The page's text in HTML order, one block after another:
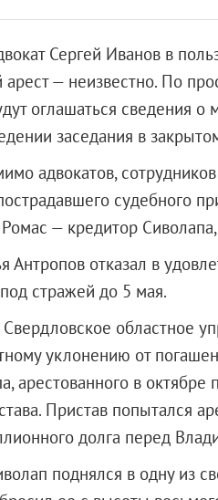
Сергей Иванов в
— неизвестно. По
оглашаться сведения
заседания в
адвокатов,
судебного
— кредитор
Антропов отказал в
стражей до 5 мая.
областное
уклонению от
арестованного в
Пристав попытался
долга перед
поднялся в одну из